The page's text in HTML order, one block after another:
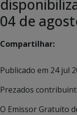
04 de
Compartilhar:
Publicado em 24 jul
Prezados
O Emissor Gratuito